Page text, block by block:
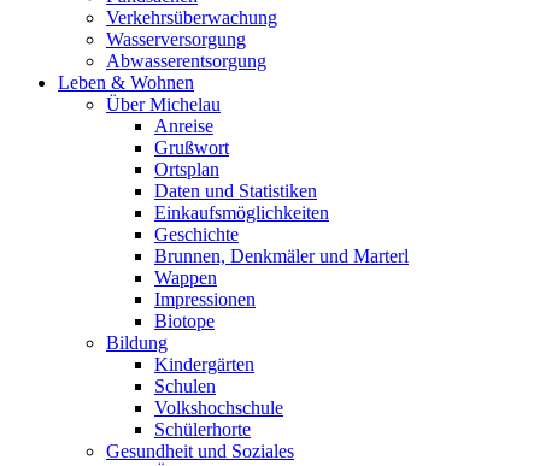
Verkehrsüberwachung
Wasserversorgung
Abwasserentsorgung
Leben & Wohnen
Über Michelau
Anreise
Grußwort
Ortsplan
Daten und Statistiken
Einkaufsmöglichkeiten
Geschichte
Brunnen, Denkmäler und Marterl
Wappen
Impressionen
Biotope
Bildung
Kindergärten
Schulen
Volkshochschule
Schülerhorte
Gesundheit und Soziales